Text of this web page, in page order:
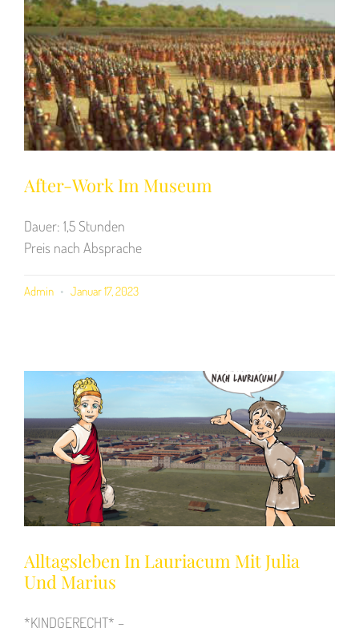
After-Work Im Museum
Dauer: 1,5 Stunden
Preis nach Absprache
Admin Januar 17, 2023
Alltagsleben In Lauriacum Mit Julia
Und Marius
*KINDGERECHT* –